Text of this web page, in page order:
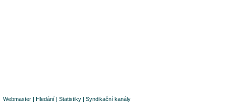
Webmaster | Hledání | Statistiky | Syndikační kanály